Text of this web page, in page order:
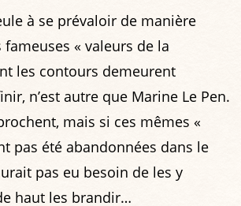
à se prévaloir de manière
« valeurs de la
les contours demeurent
n’est autre que Marine Le Pen.
mais si ces mêmes «
pas été abandonnées dans le
pas eu besoin de les y
haut les brandir…